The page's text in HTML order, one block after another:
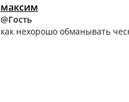
максим
@Гость
как нехорошо обманывать